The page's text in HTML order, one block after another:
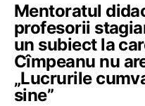
Mentoratul
profesorii
un subiect la
Cîmpeanu nu
„Lucrurile
sine”